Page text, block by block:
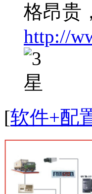
格昂贵
http://
[软件+配